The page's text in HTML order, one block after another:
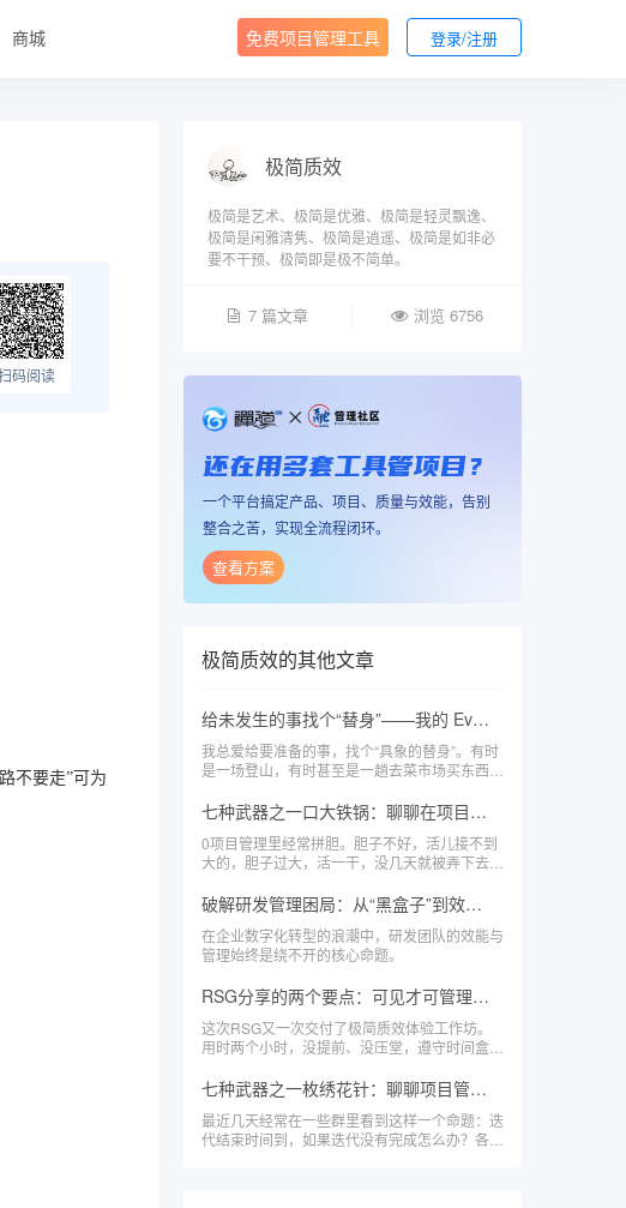
商城 免费项目管理工具 登录/注册
码阅读
不要走”可为
极简质效
极简是艺术、极简是优雅、极简是轻灵飘逸、
极简是闲雅清隽、极简是逍遥、极简是如非必
要不干预、极简即是极不简单。
7 篇文章 浏览 6756
还在用多套工具管项目？
一个平台搞定产品、项目、质量与效能，告别
整合之苦，实现全流程闭环。
查看方案
极简质效的其他文章
给未发生的事找个“替身”——我的 Event Mapping 游戏笔记
我总爱给要准备的事，找个“具象的替身”。有时
是一场登山，有时甚至是一趟去菜市场买东西的
七种武器之一口大铁锅：聊聊在项目管理里你有多大的胆，你能甩多大的锅
0项目管理里经常拼胆。胆子不好，活儿接不到
大的，胆子过大，活一干，没几天就被弄下去
破解研发管理困局：从“黑盒子”到效能透明的实践路径
在企业数字化转型的浪潮中，研发团队的效能与
管理始终是绕不开的核心命题。
RSG分享的两个要点：可见才可管理、Daily Scrum
这次RSG又一次交付了极简质效体验工作坊。
用时两个小时，没提前、没压堂，遵守时间盒。
七种武器之一枚绣花针：聊聊项目管理里的假干完和真放火
最近几天经常在一些群里看到这样一个命题：迭
代结束时间到，如果迭代没有完成怎么办？各路